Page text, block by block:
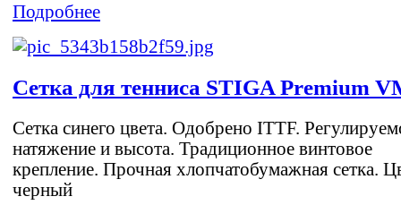
Подробнее
Сетка для тенниса STIGA Premium
Сетка синего цвета. Одобрено ITTF.
натяжение и высота. Традиционное винтовое
крепление. Прочная хлопчатобумажная сетка.
черный